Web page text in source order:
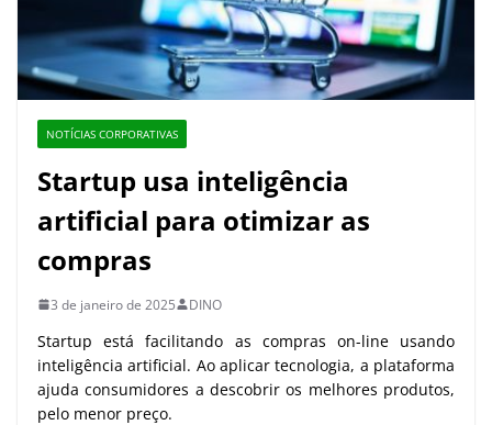
NOTÍCIAS CORPORATIVAS
Startup usa inteligência
artificial para otimizar as
compras
3 de janeiro de 2025 DINO
Startup está facilitando as compras on-line usando
inteligência artificial. Ao aplicar tecnologia, a plataforma
ajuda consumidores a descobrir os melhores produtos,
pelo menor preço.